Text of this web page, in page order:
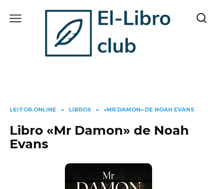
LEITOR.ONLINE » LIBROS » «MR DAMON» DE NOAH EVANS
Libro «Mr Damon» de Noah
Evans